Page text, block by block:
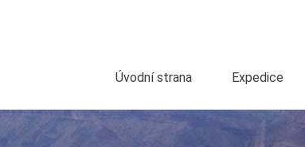
Úvodní strana Expedice